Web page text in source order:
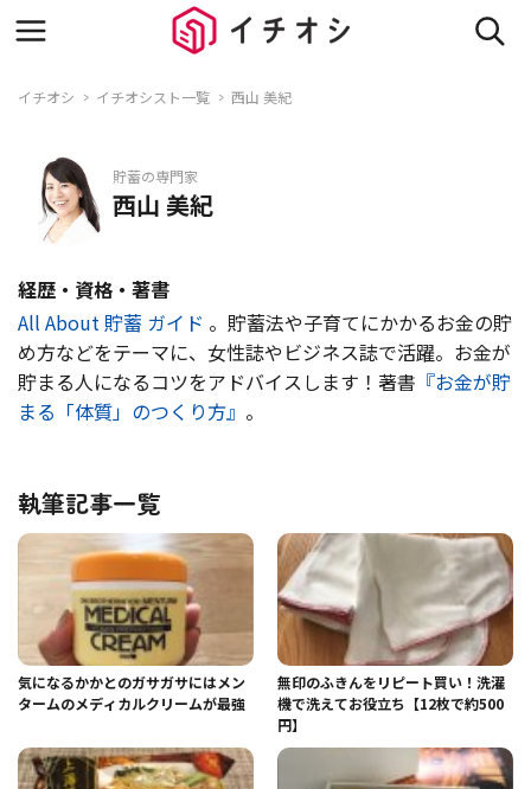
イチオシ イチオシスト一覧 西山 美紀
貯蓄の専門家
西山 美紀
経歴・資格・著書
All About 貯蓄 ガイド 。貯蓄法や子育てにかかるお金の貯
め方などをテーマに、女性誌やビジネス誌で活躍。お金が
貯まる人になるコツをアドバイスします！著書 『お金が貯
まる「体質」のつくり方』 。
執筆記事一覧
気になるかかとのガサガサにはメン
タームのメディカルクリームが最強
無印のふきんをリピート買い！洗濯
機で洗えてお役立ち【12枚で約500
円】